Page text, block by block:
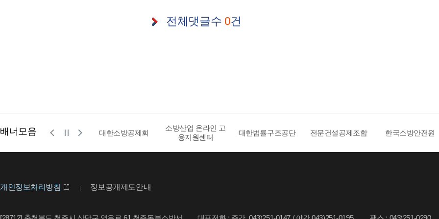
전체댓글수 0건
배너모음영문 소방청 대한소방공제회
소방산업 온라인 고
용지원센터
대한법률구조공단 전문건설공제조합 한국소방안전원
개인정보처리방침 정보공개제도안내